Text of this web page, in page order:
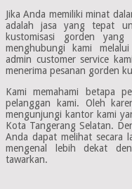
Jika Anda memiliki minat
adalah jasa yang tepat
kustomisasi gorden
menghubungi kami
admin customer service
menerima pesanan gorden
Kami memahami betapa
pelanggan kami. Oleh
mengunjungi kantor kami
Kota Tangerang Selatan.
Anda dapat melihat secara
mengenal lebih dekat
tawarkan.